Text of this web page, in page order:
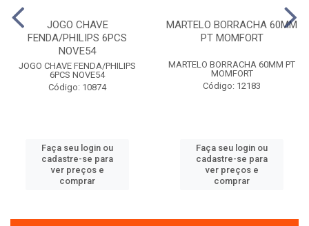
JOGO CHAVE
FENDA/PHILIPS 6PCS
NOVE54
JOGO CHAVE FENDA/PHILIPS
6PCS NOVE54
Código: 10874
Faça seu login ou
cadastre-se para
ver preços e
comprar
MARTELO BORRACHA 60MM
PT MOMFORT
MARTELO BORRACHA 60MM PT
MOMFORT
Código: 12183
Faça seu login ou
cadastre-se para
ver preços e
comprar